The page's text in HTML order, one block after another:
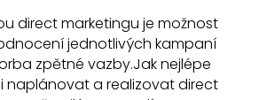
direct marketingu je možnost
jednotlivých kampaní
zpětné vazby.Jak nejlépe
naplánovat a realizovat direct